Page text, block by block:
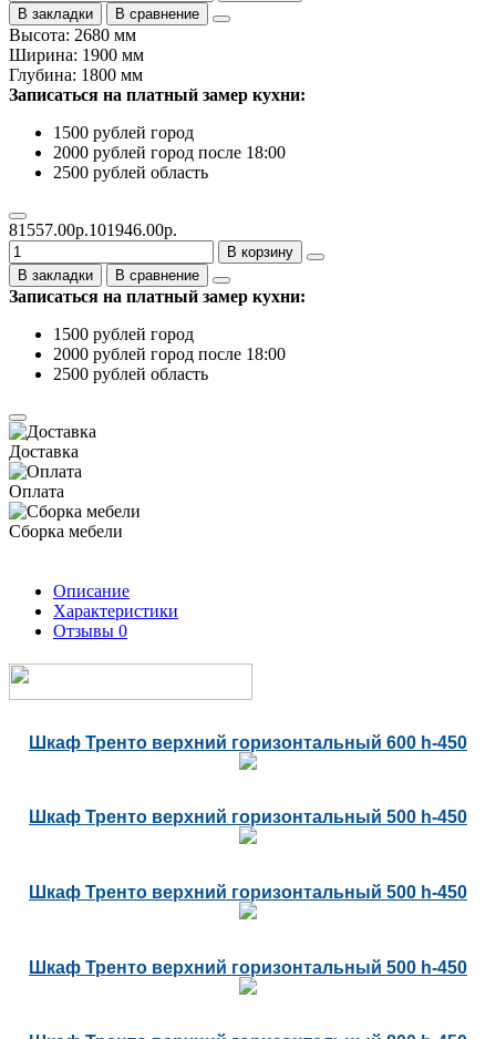
В закладки
В сравнение
Высота: 2680 мм
Ширина: 1900 мм
Глубина: 1800 мм
Записаться на платный замер кухни:
1500 рублей город
2000 рублей город после 18:00
2500 рублей область
81557.00р.101946.00р.
В корзину
В закладки
В сравнение
Записаться на платный замер кухни:
1500 рублей город
2000 рублей город после 18:00
2500 рублей область
Доставка
Оплата
Сборка мебели
Описание
Характеристики
Отзывы 0
Шкаф Тренто верхний горизонтальный 600 h-450
Шкаф Тренто верхний горизонтальный 500 h-450
Шкаф Тренто верхний горизонтальный 500 h-450
Шкаф Тренто верхний горизонтальный 500 h-450